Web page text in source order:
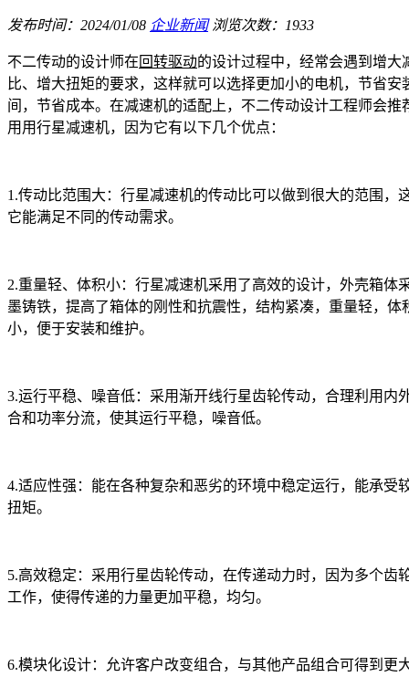
发布时间：2024/01/08 企业新闻 浏览次数：1933
不二传动的设计师在回转驱动的设计过程中，经常会遇到增大
比、增大扭矩的要求，这样就可以选择更加小的电机，节省安
间，节省成本。在减速机的适配上，不二传动设计工程师会推
用用行星减速机，因为它有以下几个优点：
1.传动比范围大：行星减速机的传动比可以做到很大的范围，
它能满足不同的传动需求。
2.重量轻、体积小：行星减速机采用了高效的设计，外壳箱体
墨铸铁，提高了箱体的刚性和抗震性，结构紧凑，重量轻，体
小，便于安装和维护。
3.运行平稳、噪音低：采用渐开线行星齿轮传动，合理利用内
合和功率分流，使其运行平稳，噪音低。
4.适应性强：能在各种复杂和恶劣的环境中稳定运行，能承受
扭矩。
5.高效稳定：采用行星齿轮传动，在传递动力时，因为多个齿
工作，使得传递的力量更加平稳，均匀。
6.模块化设计：允许客户改变组合，与其他产品组合可得到更